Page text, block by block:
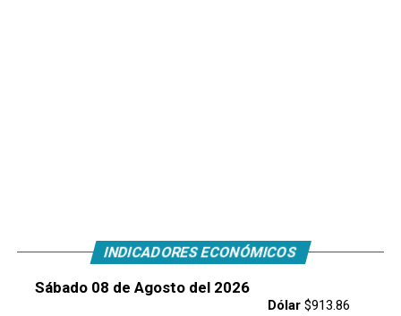
INDICADORES ECONÓMICOS
Sábado 08 de Agosto del 2026
Dólar$913.86